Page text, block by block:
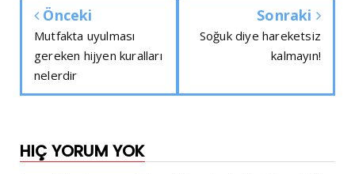
Önceki
Mutfakta uyulması
gereken hijyen kuralları
nelerdir
Sonraki
Soğuk diye hareketsiz
kalmayın!
HIÇ YORUM YOK